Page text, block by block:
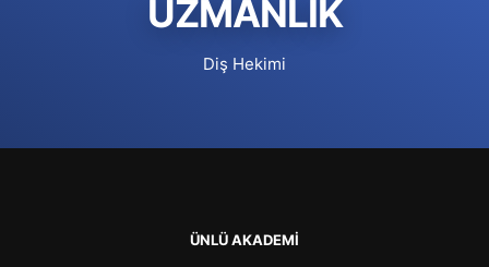
UZMANLIK
Diş Hekimi
ÜNLÜ AKADEMİ